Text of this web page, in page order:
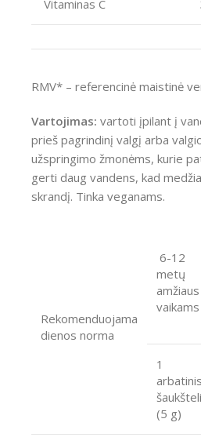
Vitaminas C
RMV* – referencinė maistinė
Vartojimas: vartoti įpilant į
prieš pagrindinį valgį arba
užspringimo žmonėms, kurie
gerti daug vandens, kad
skrandį. Tinka veganams.
Rekomenduojama
dienos norma
6-12
metų
amžiaus
vaikams
1
arbatinis
(5 g)